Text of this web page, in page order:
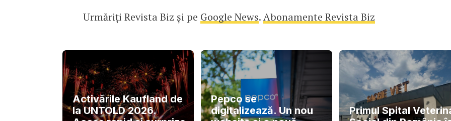
Urmăriți Revista Biz și pe Google News.Abonamente Revista Biz
Activările Kaufland de
la UNTOLD 2026.
Pepco se
digitalizează. Un nou
Primul Spital